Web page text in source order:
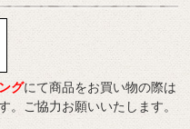
グにて商品をお買い物の際は
。ご協力お願いいたします。